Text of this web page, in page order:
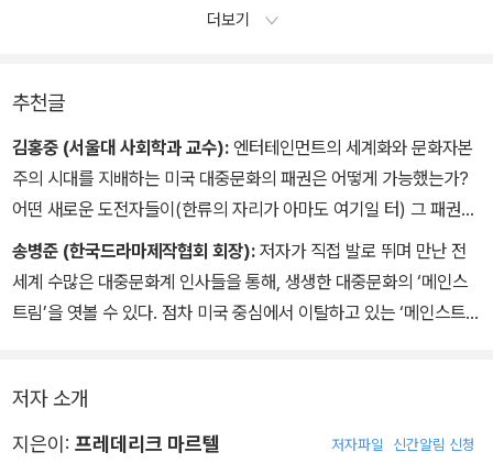
명, p. 176)
더보기
추천글
김홍중 (서울대 사회학과 교수): 엔터테인먼트의 세계화와 문화자본
주의 시대를 지배하는 미국 대중문화의 패권은 어떻게 가능했는가?
어떤 새로운 도전자들이(한류의 자리가 아마도 여기일 터) 그 패권을
향해 쇄도하고 있는가? 저자는 이 질문들에 대한 해답을 얻기 위해 3
0개국 150개 도시를 직접 방문해 1,250명과 인터뷰한다. 그 결과 문
화적 메인스트림의 지정학을 보여주는 이 방대한 지도를 우리에게 선
송병준 (한국드라마제작협회 회장): 저자가 직접 발로 뛰며 만난 전
세계 수많은 대중문화계 인사들을 통해, 생생한 대중문화의 ‘메인스
트림’을 엿볼 수 있다. 점차 미국 중심에서 이탈하고 있는 ‘메인스트
를 끌 것으로 보인다. 무엇보다 트렌드가 중요한 대중문화계에서 이
토록 ‘지금 현재’에 충실한 저작을 만나는 것은 큰 행운이다.
저자 소개
지은이: 프레데리크 마르텔 저자파일 신간알림 신청